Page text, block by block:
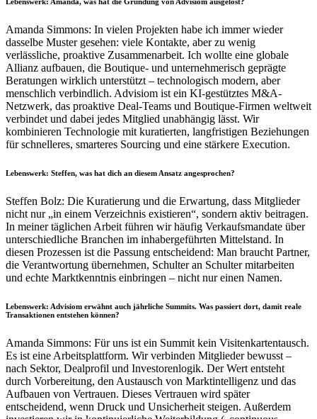
Amanda Simmons: In vielen Projekten habe ich immer wieder
dasselbe Muster gesehen: viele Kontakte, aber zu wenig
verlässliche, proaktive Zusammenarbeit. Ich wollte eine globale
Allianz aufbauen, die Boutique- und unternehmerisch geprägte
Beratungen wirklich unterstützt – technologisch modern, aber
menschlich verbindlich. Advisiom ist ein KI-gestütztes M&A-
Netzwerk, das proaktive Deal-Teams und Boutique-Firmen weltweit
verbindet und dabei jedes Mitglied unabhängig lässt. Wir
kombinieren Technologie mit kuratierten, langfristigen Beziehungen
für schnelleres, smarteres Sourcing und eine stärkere Execution.
Lebenswerk: Steffen, was hat dich an diesem Ansatz angesprochen?
Steffen Bolz: Die Kuratierung und die Erwartung, dass Mitglieder
nicht nur „in einem Verzeichnis existieren“, sondern aktiv beitragen.
In meiner täglichen Arbeit führen wir häufig Verkaufsmandate über
unterschiedliche Branchen im inhabergeführten Mittelstand. In
diesen Prozessen ist die Passung entscheidend: Man braucht Partner,
die Verantwortung übernehmen, Schulter an Schulter mitarbeiten
und echte Marktkenntnis einbringen – nicht nur einen Namen.
Lebenswerk: Advisiom erwähnt auch jährliche Summits. Was passiert dort, damit reale
Transaktionen entstehen können?
Amanda Simmons: Für uns ist ein Summit kein Visitenkartentausch.
Es ist eine Arbeitsplattform. Wir verbinden Mitglieder bewusst –
nach Sektor, Dealprofil und Investorenlogik. Der Wert entsteht
durch Vorbereitung, den Austausch von Marktintelligenz und das
Aufbauen von Vertrauen. Dieses Vertrauen wird später
entscheidend, wenn Druck und Unsicherheit steigen. Außerdem